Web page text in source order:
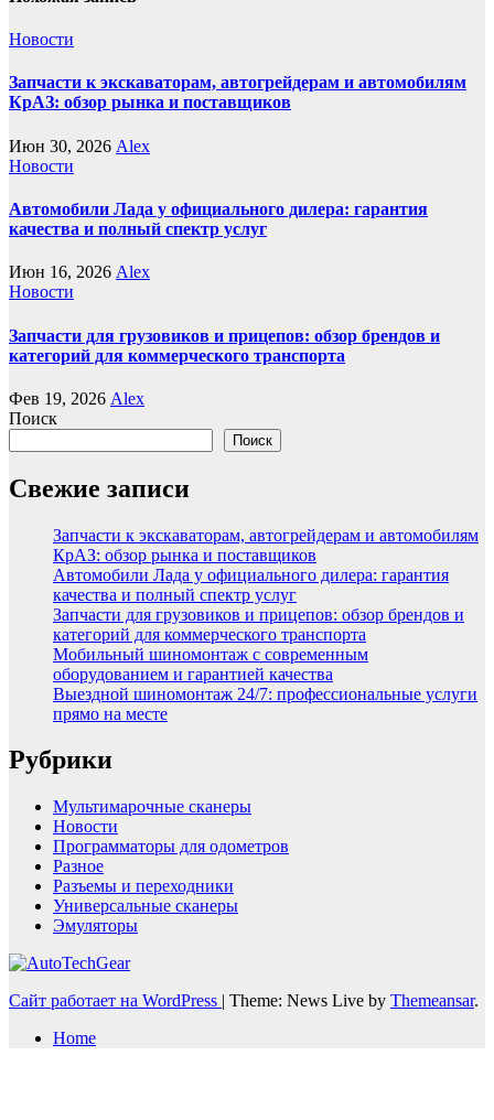
Новости
Запчасти к экскаваторам, автогрейдерам и автомобилям
КрАЗ: обзор рынка и поставщиков
Июн 30, 2026 Alex
Новости
Автомобили Лада у официального дилера: гарантия
качества и полный спектр услуг
Июн 16, 2026 Alex
Новости
Запчасти для грузовиков и прицепов: обзор брендов и
категорий для коммерческого транспорта
Фев 19, 2026 Alex
Поиск
Поиск
Свежие записи
Запчасти к экскаваторам, автогрейдерам и автомобилям
КрАЗ: обзор рынка и поставщиков
Автомобили Лада у официального дилера: гарантия
качества и полный спектр услуг
Запчасти для грузовиков и прицепов: обзор брендов и
категорий для коммерческого транспорта
Мобильный шиномонтаж с современным
оборудованием и гарантией качества
Выездной шиномонтаж 24/7: профессиональные услуги
прямо на месте
Рубрики
Мультимарочные сканеры
Новости
Программаторы для одометров
Разное
Разъемы и переходники
Универсальные сканеры
Эмуляторы
Сайт работает на WordPress | Theme: News Live by Themeansar.
Home